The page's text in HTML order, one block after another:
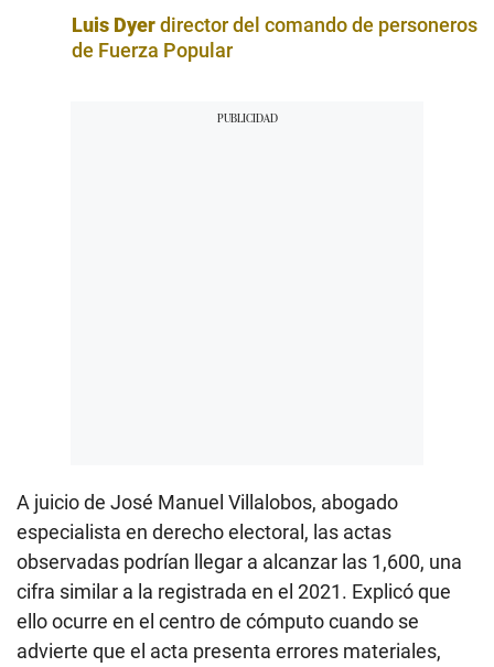
Luis Dyerdirector del comando de personeros
de Fuerza Popular
A juicio de José Manuel Villalobos, abogado
especialista en derecho electoral, las actas
observadas podrían llegar a alcanzar las 1,600, una
cifra similar a la registrada en el 2021. Explicó que
ello ocurre en el centro de cómputo cuando se
advierte que el acta presenta errores materiales,